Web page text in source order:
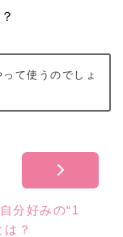
て使うのでしょ
分好みの“1
？